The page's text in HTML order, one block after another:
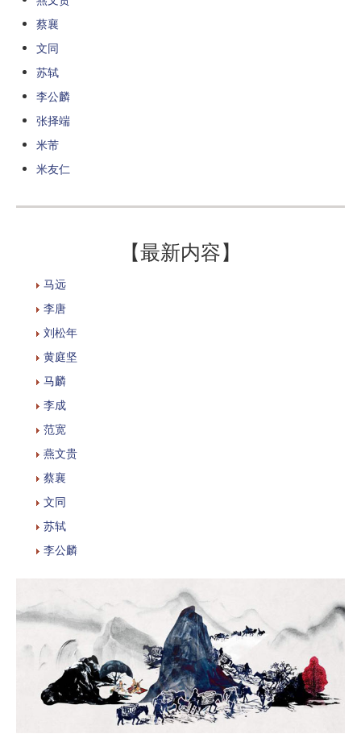
蔡襄
文同
苏轼
李公麟
张择端
米芾
米友仁
【最新内容】
马远
李唐
刘松年
黄庭坚
马麟
李成
范宽
燕文贵
蔡襄
文同
苏轼
李公麟